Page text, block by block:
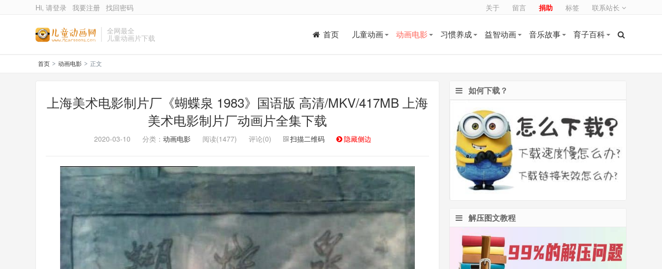
关于 留言 捐助 标签 联系站长
Hi, 请登录 我要注册 找回密码
全网最全
儿童动画片下载 首页 儿童动画 动画电影 习惯养成 益智动画 音乐故事 育子百科
首页 > 动画电影 > 正文
上海美术电影制片厂《蝴蝶泉 1983》国语版 高清/MKV/417MB 上海
美术电影制片厂动画片全集下载
2020-03-10 分类： 动画电影 阅读(1477) 评论(0) 扫描二维码 隐藏侧边
如何下载？
解压图文教程